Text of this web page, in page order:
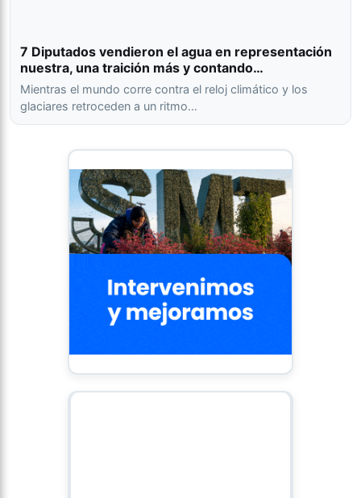
7 Diputados vendieron el agua en representación
nuestra, una traición más y contando…
Mientras el mundo corre contra el reloj climático y los
glaciares retroceden a un ritmo…